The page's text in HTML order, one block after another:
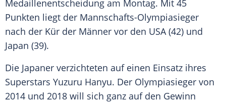
Medaillenentscheidung am Montag. Mit 45
Punkten liegt der Mannschafts-Olympiasieger
nach der Kür der Männer vor den USA (42) und
Japan (39).
Die Japaner verzichteten auf einen Einsatz ihres
Superstars Yuzuru Hanyu. Der Olympiasieger von
2014 und 2018 will sich ganz auf den Gewinn